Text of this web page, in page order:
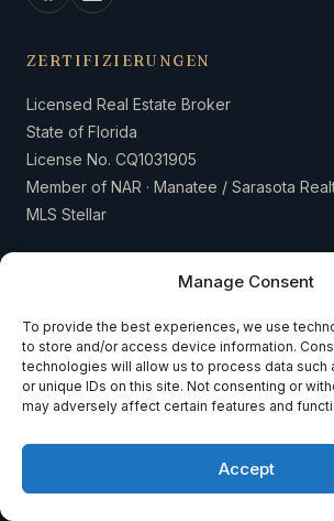
Manage Consent
To provide the best experiences, we use
to store and/or access device information.
technologies will allow us to process data such
or unique IDs on this site. Not consenting or
may adversely affect certain features and
Accept
ZERTIFIZIERUNGEN
Licensed Real Estate Broker
State of Florida
License No. CQ1031905
Member of NAR · Manatee / Sarasota
MLS Stellar
© 2026 Weiss & Weiss International LLC · Sea
Rechte vorbehalten.